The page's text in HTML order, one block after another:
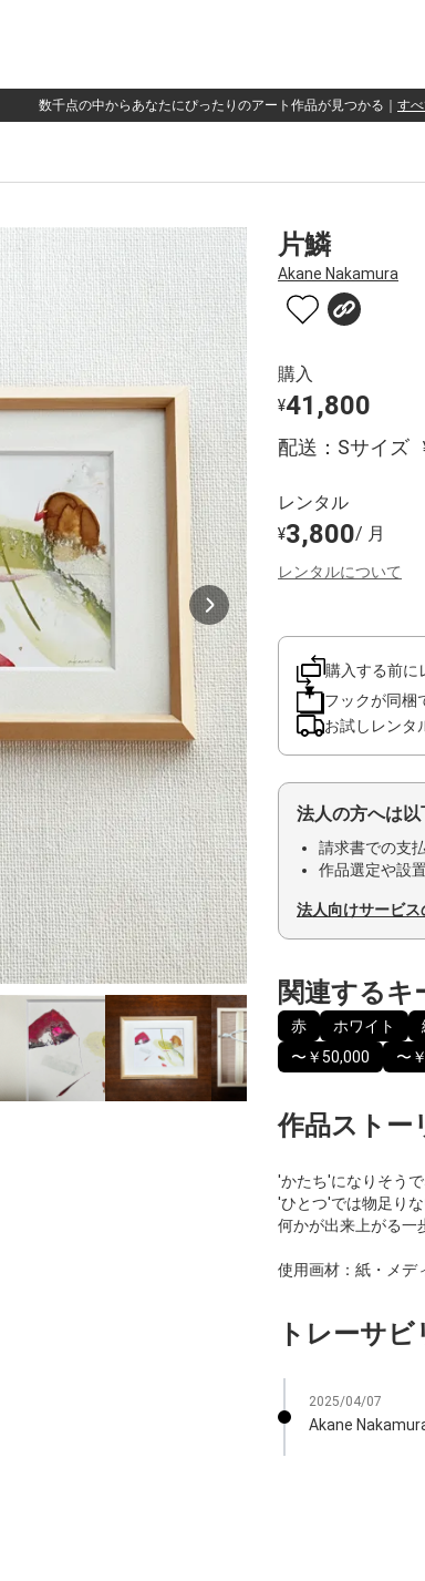
数千点の中からあなたにぴったりのアート作品が見つかる す
片鱗
Akane Nakamura
購入
¥41,800
配送：Sサイズ
レンタル
¥3,800/ 月
レンタルについて
購入する前に
フックが同梱
お試しレンタ
法人の方へは
請求書での支
作品選定や設
法人向けサービ
関連するキ
赤 ホワイト
〜￥50,000
〜
作品ストー
'かたち'になりそう
'ひとつ'では物足り
何かが出来上がる一
使用画材：紙・メ
トレーサ
2025/04/07
Akane